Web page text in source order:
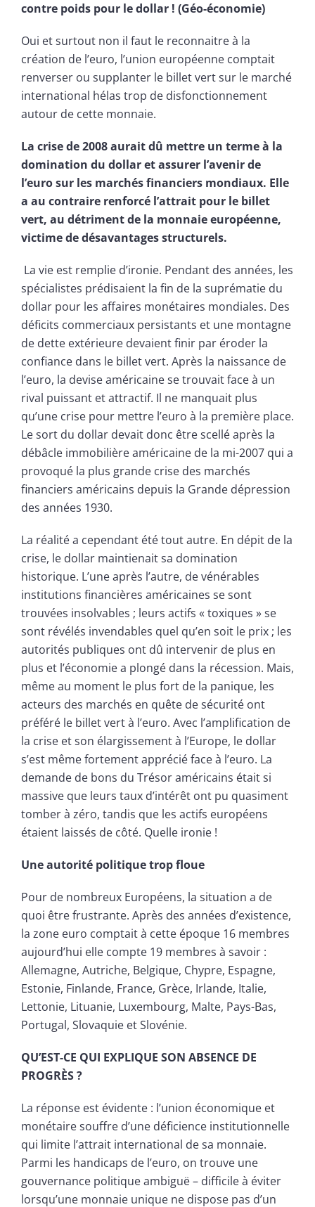
contre poids pour le dollar ! (Géo-économie)
Oui et surtout non il faut le reconnaitre à la
création de l’euro, l’union européenne comptait
renverser ou supplanter le billet vert sur le marché
international hélas trop de disfonctionnement
autour de cette monnaie.
La crise de 2008 aurait dû mettre un terme à la
domination du dollar et assurer l’avenir de
l’euro sur les marchés financiers mondiaux. Elle
a au contraire renforcé l’attrait pour le billet
vert, au détriment de la monnaie européenne,
victime de désavantages structurels.
La vie est remplie d’ironie. Pendant des années, les
spécialistes prédisaient la fin de la suprématie du
dollar pour les affaires monétaires mondiales. Des
déficits commerciaux persistants et une montagne
de dette extérieure devaient finir par éroder la
confiance dans le billet vert. Après la naissance de
l’euro, la devise américaine se trouvait face à un
rival puissant et attractif. Il ne manquait plus
qu’une crise pour mettre l’euro à la première place.
Le sort du dollar devait donc être scellé après la
débâcle immobilière américaine de la mi-2007 qui a
provoqué la plus grande crise des marchés
financiers américains depuis la Grande dépression
des années 1930.
La réalité a cependant été tout autre. En dépit de la
crise, le dollar maintienait sa domination
historique. L’une après l’autre, de vénérables
institutions financières américaines se sont
trouvées insolvables ; leurs actifs « toxiques » se
sont révélés invendables quel qu’en soit le prix ; les
autorités publiques ont dû intervenir de plus en
plus et l’économie a plongé dans la récession. Mais,
même au moment le plus fort de la panique, les
acteurs des marchés en quête de sécurité ont
préféré le billet vert à l’euro. Avec l’amplification de
la crise et son élargissement à l’Europe, le dollar
s’est même fortement apprécié face à l’euro. La
demande de bons du Trésor américains était si
massive que leurs taux d’intérêt ont pu quasiment
tomber à zéro, tandis que les actifs européens
étaient laissés de côté. Quelle ironie !
Une autorité politique trop floue
Pour de nombreux Européens, la situation a de
quoi être frustrante. Après des années d’existence,
la zone euro comptait à cette époque 16 membres
aujourd’hui elle compte 19 membres à savoir :
Allemagne, Autriche, Belgique, Chypre, Espagne,
Estonie, Finlande, France, Grèce, Irlande, Italie,
Lettonie, Lituanie, Luxembourg, Malte, Pays-Bas,
Portugal, Slovaquie et Slovénie.
QU’EST-CE QUI EXPLIQUE SON ABSENCE DE
PROGRÈS ?
La réponse est évidente : l’union économique et
monétaire souffre d’une déficience institutionnelle
qui limite l’attrait international de sa monnaie.
Parmi les handicaps de l’euro, on trouve une
gouvernance politique ambiguë – difficile à éviter
lorsqu’une monnaie unique ne dispose pas d’un